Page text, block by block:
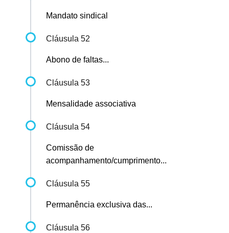
Mandato sindical
Cláusula 52
Abono de faltas...
Cláusula 53
Mensalidade associativa
Cláusula 54
Comissão de
acompanhamento/cumprimento...
Cláusula 55
Permanência exclusiva das...
Cláusula 56